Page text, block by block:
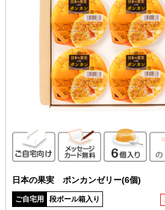
ご自宅向けメッセージカ
6個
日本の果実 ポンカンゼリー(6個)
ご自宅用 段ボール箱入り